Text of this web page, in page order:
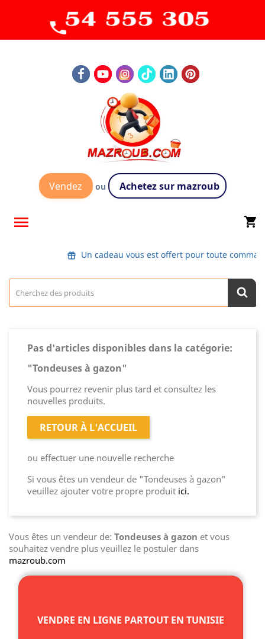
Vendez ou Achetez sur mazroub
 shopping_cart
Un cadeau vous est offert pour toute
Pas d'articles disponibles dans la catégorie:
"Tondeuses à gazon"
Vous pourrez revenir plus tard et consultez les
nouvelles produits.
RETOUR À L'ACCUEIL
ou effectuer une nouvelle recherche
Si vous êtes un vendeur de "Tondeuses à gazon"
veuillez ajouter votre propre produit ici.
Vous êtes un vendeur de: Tondeuses à gazon et vous
souhaitez vendre plus veuillez le postuler dans
mazroub.com
VENDRE EN LIGNE PARTOUT EN TUNISIE